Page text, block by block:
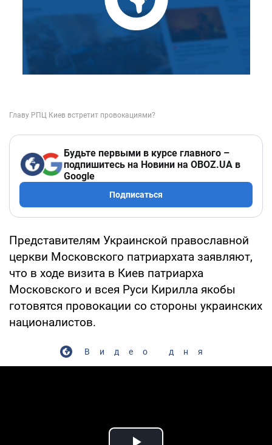
Будьте первыми в курсе главного –
подпишитесь на Новини на OBOZ.UA в
Google
Подписаться
Представителям Украинской православной
церкви Московского патриархата заявляют,
что в ходе визита в Киев патриарха
Московского и всея Руси Кирилла якобы
готовятся провокации со стороны украинских
националистов.
Видео дня